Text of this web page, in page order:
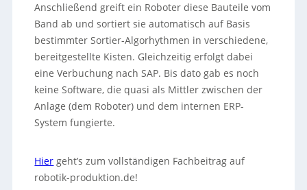
Anschließend greift ein Roboter diese Bauteile vom
Band ab und sortiert sie automatisch auf Basis
bestimmter Sortier-Algorhythmen in verschiedene,
bereitgestellte Kisten. Gleichzeitig erfolgt dabei
eine Verbuchung nach SAP. Bis dato gab es noch
keine Software, die quasi als Mittler zwischen der
Anlage (dem Roboter) und dem internen ERP-
System fungierte.
Hier geht’s zum vollständigen Fachbeitrag auf
robotik-produktion.de!